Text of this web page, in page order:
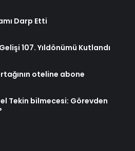
Darp Etti
107. Yıldönümü Kutlandı
oteline abone
Tekin bilmecesi: Görevden